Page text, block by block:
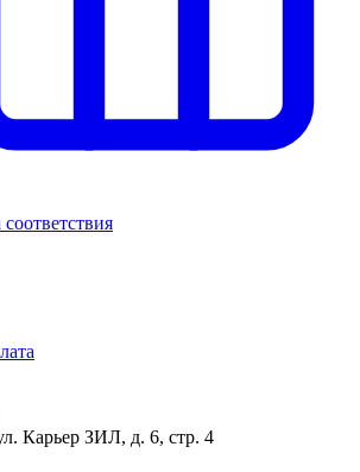
Карьер ЗИЛ, д. 6, стр. 4